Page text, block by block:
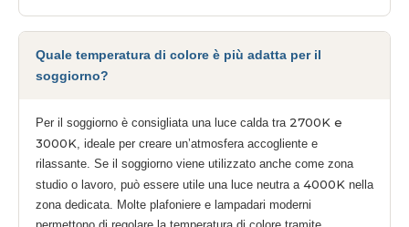
Quale temperatura di colore è più adatta per il
soggiorno?
Per il soggiorno è consigliata una luce calda tra 2700K e
3000K, ideale per creare un’atmosfera accogliente e
rilassante. Se il soggiorno viene utilizzato anche come zona
studio o lavoro, può essere utile una luce neutra a 4000K nella
zona dedicata. Molte plafoniere e lampadari moderni